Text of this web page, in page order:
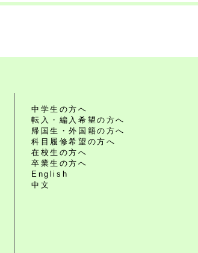
中学生の方へ
転入・編入希望の方へ
帰国生・外国籍の方へ
科目履修希望の方へ
在校生の方へ
卒業生の方へ
English
中文